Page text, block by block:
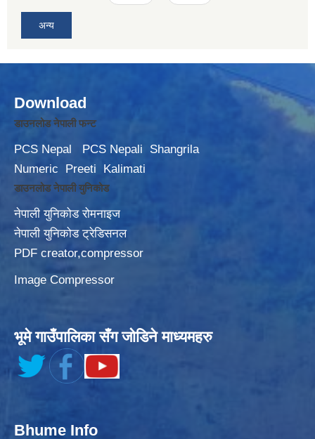
अन्य
Download
डाउनलोड नेपाली फन्ट
PCS Nepal PCS Nepali
Shangrila
Numeric
Preeti Kalimati
डाउनलोड नेपाली युनिकोड
नेपाली युनिकोड रोमनाइज
नेपाली युनिकोड ट्रेडिसनल
PDF creator,compressor
Image Compressor
भूमे गाउँपालिका सँग जोडिने माध्यमहरु
Bhume Info